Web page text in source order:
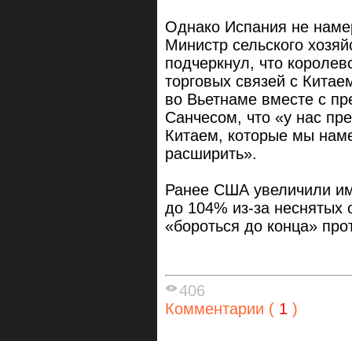
Однако Испания не
Министр сельского
подчеркнул, что
торговых связей с
во Вьетнаме вместе с
Санчесом, что «у нас
Китаем, которые мы
расширить».
Ранее США увеличили
до 104% из-за
«бороться до конца»
406
Комментарии ( 1 )